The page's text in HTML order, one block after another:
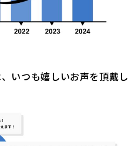
いつも嬉しいお声を頂戴し